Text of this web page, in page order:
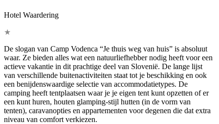
Hotel Waardering
★
De slogan van Camp Vodenca “Je thuis weg van huis” is absoluut
waar. Ze bieden alles wat een natuurliefhebber nodig heeft voor een
actieve vakantie in dit prachtige deel van Slovenië. De lange lijst
van verschillende buitenactiviteiten staat tot je beschikking en ook
een benijdenswaardige selectie van accommodatietypes. De
camping heeft tentplaatsen waar je je eigen tent kunt opzetten of er
een kunt huren, houten glamping-stijl hutten (in de vorm van
tenten), caravanopties en appartementen voor degenen die dat extra
niveau van comfort verkiezen.